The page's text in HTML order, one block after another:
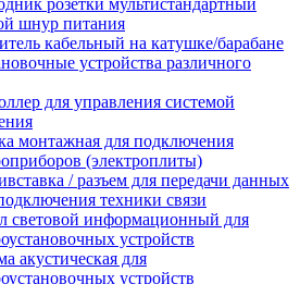
розетки мультистандартный
шнур питания
кабельный на катушке/барабане
устройства различного
для управления системой
монтажная для подключения
(электроплиты)
/ разъем для передачи данных
техники связи
световой информационный для
устройств
акустическая для
устройств